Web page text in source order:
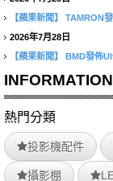
【蘋果新聞】
TAMRON
2026年7月28日
【蘋果新聞】
BMD發佈
INFORMATION
熱門分類
投影機配件
攝影棚